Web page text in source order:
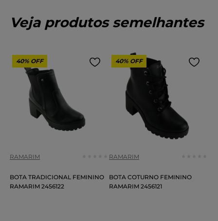
Veja produtos semelhantes
40% OFF
RAMARIM
BOTA TRADICIONAL FEMININO
RAMARIM 2456122
40% OFF
RAMARIM
BOTA COTURNO FEMININO
RAMARIM 2456121